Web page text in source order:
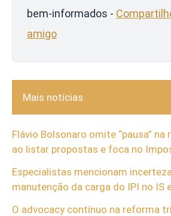
bem-informados -
amigo
Mais notícias
Flávio Bolsonaro omite “pausa”
ao listar propostas e foca no
Especialistas mencionam
manutenção da carga do IPI no IS
O advocacy contínuo na reforma